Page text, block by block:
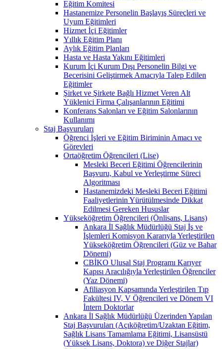
Eğitim Komitesi
Hastanemize Personelin Başlayış Süreçleri ve
Uyum Eğitimleri
Hizmet İçi Eğitimler
Yıllık Eğitim Planı
Aylık Eğitim Planları
Hasta ve Hasta Yakını Eğitimleri
Kurum İçi Kurum Dışı Personelin Bilgi ve
Becerisini Geliştirmek Amacıyla Talep Edilen
Eğitimler
Şirket ve Şirkete Bağlı Hizmet Veren Alt
Yüklenici Firma Çalışanlarının Eğitimi
Konferans Salonları ve Eğitim Salonlarının
Kullanımı
Staj Başvuruları
Öğrenci İşleri ve Eğitim Biriminin Amacı ve
Görevleri
Ortaöğretim Öğrencileri (Lise)
Mesleki Beceri Eğitimi Öğrencilerinin
Başvuru, Kabul ve Yerleştirme Süreci
Algoritması
Hastanemizdeki Mesleki Beceri Eğitimi
Faaliyetlerinin Yürütülmesinde Dikkat
Edilmesi Gereken Hususlar
Yükseköğretim Öğrencileri (Önlisans, Lisans)
Ankara İl Sağlık Müdürlüğü Staj İş ve
İşlemleri Komisyon Kararıyla Yerleştirilen
Yükseköğretim Öğrencileri (Güz ve Bahar
Dönemi)
CBİKO Ulusal Staj Programı Karıyer
Kapısı Aracılığıyla Yerleştirilen Öğrenciler
(Yaz Dönemi)
Afiliasyon Kapsamında Yerleştirilen Tıp
Fakültesi IV, V Öğrencileri ve Dönem VI
İntern Doktorlar
Ankara İl Sağlık Müdürlüğü Üzerinden Yapılan
Staj Başvuruları (Açıköğretim/Uzaktan Eğitim,
Sağlık Lisans Tamamlama Eğitimi, Lisansüstü
(Yüksek Lisans, Doktora) ve Diğer Stajlar)